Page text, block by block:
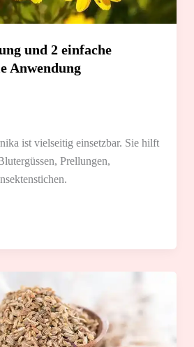
und 2 einfache
Anwendung
ist vielseitig einsetzbar. Sie hilft
Prellungen,